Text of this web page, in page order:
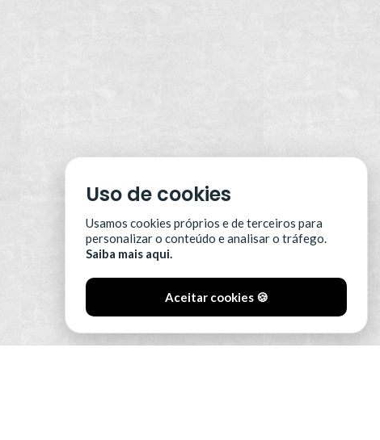
Uso de cookies
Usamos cookies próprios e de terceiros para
personalizar o conteúdo e analisar o tráfego.
Saiba mais aqui.
Aceitar cookies 🍪